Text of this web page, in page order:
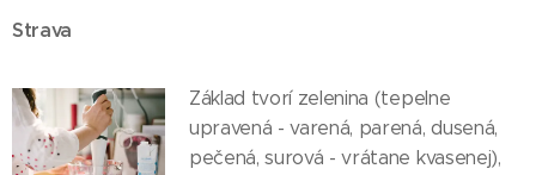
Strava
Základ tvorí zelenina (tepelne
upravená - varená, parená, dusená,
pečená, surová - vrátane kvasenej),